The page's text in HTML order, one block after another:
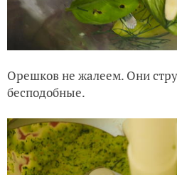
Орешков не жалеем. Они
бесподобные.